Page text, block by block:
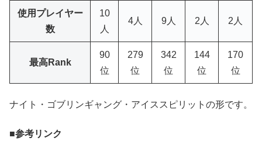
使用プレイヤー
数
10
人
4人 9人 2人 2人
最高Rank
90
位
279
位
342
位
144
位
170
位
ナイト・ゴブリンギャング・アイススピリットの形です。
参考リンク